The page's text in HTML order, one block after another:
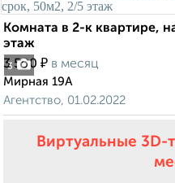
3
Комната в 2-к квартире,
этаж
3 500 ₽ в месяц
Мирная 19А
Агентство, 01.02.2022
Виртуальные